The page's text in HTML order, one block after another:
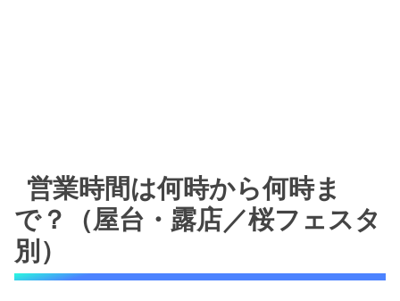
営業時間は何時から何時ま
で？（屋台・露店／桜フェスタ
別）